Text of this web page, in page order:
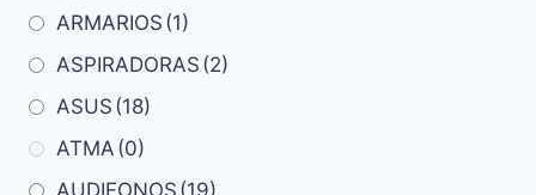
ARMARIOS (1)
ASPIRADORAS (2)
ASUS (18)
ATMA (0)